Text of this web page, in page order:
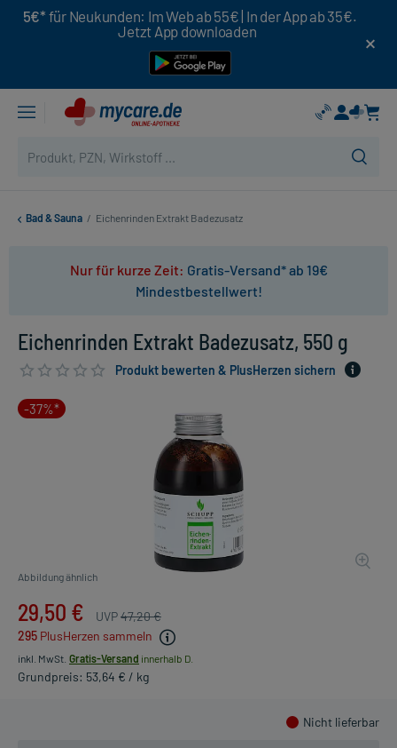
5€* für Neukunden: Im Web ab 55€ | In der App ab 35€.
Jetzt App downloaden
Bad & Sauna / Eichenrinden Extrakt Badezusatz
Nur für kurze Zeit: Gratis-Versand* ab 19€
Mindestbestellwert!
Eichenrinden Extrakt Badezusatz, 550 g
Produkt bewerten & PlusHerzen sichern
-37%*
Abbildung ähnlich
29,50 € UVP47,20 €
295 PlusHerzen sammeln
inkl. MwSt. Gratis-Versand innerhalb D.
Grundpreis: 53,64 € / kg
Nicht lieferbar